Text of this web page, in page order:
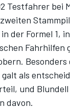
Testfahrer bei
der Formel 1,
Fahrhilfen
Besonders
als
und
davon.